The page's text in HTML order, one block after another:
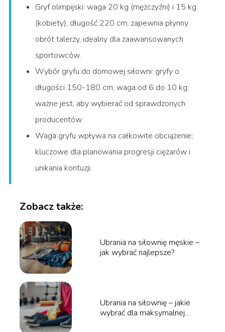
Gryf olimpijski: waga 20 kg (mężczyźni) i 15 kg
(kobiety), długość 220 cm; zapewnia płynny
obrót talerzy, idealny dla zaawansowanych
sportowców.
Wybór gryfu do domowej siłowni: gryfy o
długości 150-180 cm, waga od 6 do 10 kg;
ważne jest, aby wybierać od sprawdzonych
producentów.
Waga gryfu wpływa na całkowite obciążenie;
kluczowe dla planowania progresji ciężarów i
unikania kontuzji.
Zobacz także:
Ubrania na siłownię męskie –
jak wybrać najlepsze?
Ubrania na siłownię – jakie
wybrać dla maksymalnej